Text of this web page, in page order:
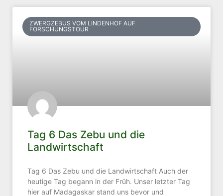
ZWERGZEBUS VOM LINDENHOF AUF
FORSCHUNGSTOUR
Tag 6 Das Zebu und die
Landwirtschaft
Tag 6 Das Zebu und die Landwirtschaft Auch der
heutige Tag begann in der Früh. Unser letzter Tag
hier auf Madagaskar stand uns bevor und